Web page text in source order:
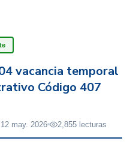
vacancia temporal
Código 407
may. 2026 2,855 lecturas